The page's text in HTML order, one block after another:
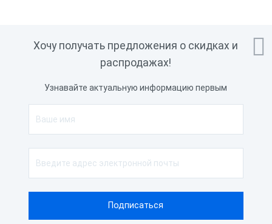

Хочу получать предложения о скидках и
распродажах!
Узнавайте актуальную информацию первым